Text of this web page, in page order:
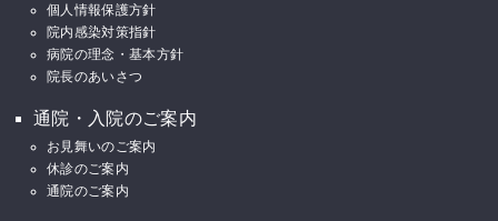
個人情報保護方針
院内感染対策指針
病院の理念・基本方針
院長のあいさつ
通院・入院のご案内
お見舞いのご案内
休診のご案内
通院のご案内